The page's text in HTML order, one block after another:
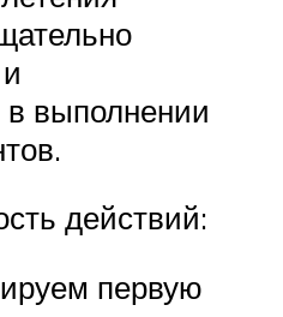
в выполнении
действий:
первую